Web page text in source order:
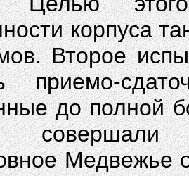
корпуса
Второе
приемо-
до полной
Медвежье